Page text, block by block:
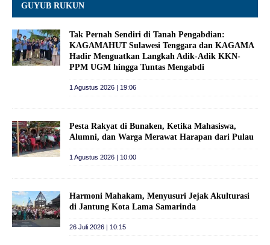
GUYUB RUKUN
Tak Pernah Sendiri di Tanah Pengabdian:
KAGAMAHUT Sulawesi Tenggara dan KAGAMA
Hadir Menguatkan Langkah Adik-Adik KKN-
PPM UGM hingga Tuntas Mengabdi
1 Agustus 2026 | 19:06
Pesta Rakyat di Bunaken, Ketika Mahasiswa,
Alumni, dan Warga Merawat Harapan dari Pulau
1 Agustus 2026 | 10:00
Harmoni Mahakam, Menyusuri Jejak Akulturasi
di Jantung Kota Lama Samarinda
26 Juli 2026 | 10:15